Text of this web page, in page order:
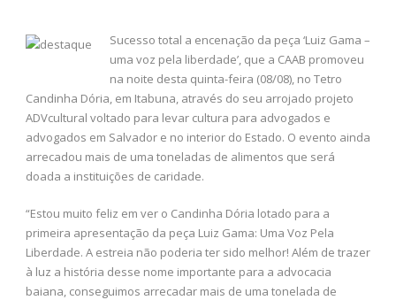
Sucesso total a encenação da peça ‘Luiz Gama –
uma voz pela liberdade’, que a CAAB promoveu
na noite desta quinta-feira (08/08), no Tetro
Candinha Dória, em Itabuna, através do seu arrojado projeto
ADVcultural voltado para levar cultura para advogados e
advogados em Salvador e no interior do Estado. O evento ainda
arrecadou mais de uma toneladas de alimentos que será
doada a instituições de caridade.
“Estou muito feliz em ver o Candinha Dória lotado para a
primeira apresentação da peça Luiz Gama: Uma Voz Pela
Liberdade. A estreia não poderia ter sido melhor! Além de trazer
à luz a história desse nome importante para a advocacia
baiana, conseguimos arrecadar mais de uma tonelada de